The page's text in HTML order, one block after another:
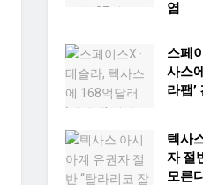
염
스페
사스
라팹’
텍사
자 절
모른